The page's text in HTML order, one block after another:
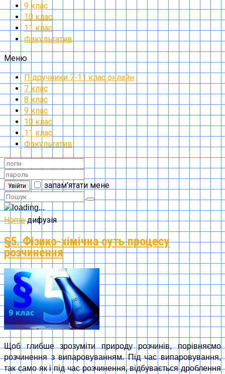
9 клас
10 клас
11 клас
Факультатив
Меню
Підручники 7-11 клас онлайн
7 клас
8 клас
9 клас
10 клас
11 клас
Факультатив
Увійти запам'ятати мене
Home дифузія
§5. Фізико-хімічна суть процесу
розчинення
Щоб глибше зрозуміти природу розчинів, порівняємо
розчинення з випаровуванням. Під час випаровування,
так само як і під час розчинення, відбувається дроблення